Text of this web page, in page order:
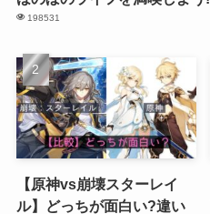
198531
【原神vs崩壊スターレイ
ル】どっちが面白い?違い